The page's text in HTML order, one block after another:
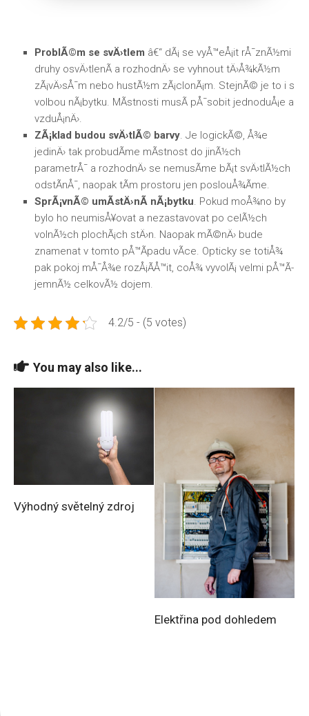
ProblÃ©m se svÄ›tlem â€“ dÃ¡ se vyÅ™eÅ¡it rÅ¯znÃ½mi
druhy osvÄ›tlenÃ­ a rozhodnÄ› se vyhnout tÄ›Å¾kÃ½m
zÃ¡vÄ›sÅ¯m nebo hustÃ½m zÃ¡clonÃ¡m. StejnÃ© je to i s
volbou nÃ¡bytku. MÃ­stnosti musÃ­ pÅ¯sobit jednoduÅ¡e a
vzduÅ¡nÄ›.
ZÃ¡klad budou svÄ›tlÃ© barvy . Je logickÃ©, Å¾e
jedinÄ› tak probudÃ­me mÃ­stnost do jinÃ½ch
parametrÅ¯ a rozhodnÄ› se nemusÃ­me bÃ¡t svÄ›tlÃ½ch
odstÃ­nÅ¯, naopak tÃ­m prostoru jen poslouÅ¾Ã­me.
SprÃ¡vnÃ© umÃ­stÄ›nÃ­ nÃ¡bytku . Pokud moÅ¾no by
bylo ho neumisÅ¥ovat a nezastavovat po celÃ½ch
volnÃ½ch plochÃ¡ch stÄ›n. Naopak mÃ©nÄ› bude
znamenat v tomto pÅ™Ã­padu vÃ­ce. Opticky se totiÅ¾
pak pokoj mÅ¯Å¾e rozÅ¡Ã­Å™it, coÅ¾ vyvolÃ¡ velmi pÅ™Ã­
jemnÃ½ celkovÃ½ dojem.
4.2/5 - (5 votes)
You may also like...
Výhodný světelný zdroj
Elektřina pod dohledem